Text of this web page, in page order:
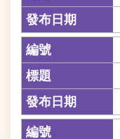
告
站
全
策